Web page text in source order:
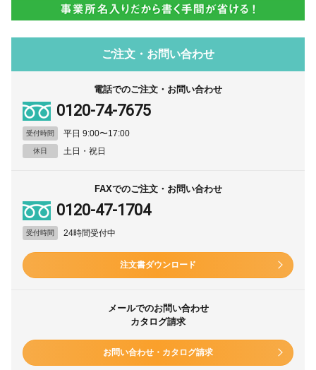
ご注文・お問い合わせ
電話でのご注文・お問い合わせ
0120-74-7675
受付時間 平日 9:00〜17:00
休日 土日・祝日
FAXでのご注文・お問い合わせ
0120-47-1704
受付時間 24時間受付中
注文書ダウンロード
メールでのお問い合わせ
カタログ請求
お問い合わせ・カタログ請求